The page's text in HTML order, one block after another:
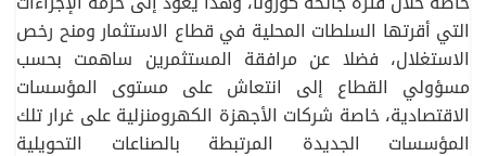
التي أقرتها السلطات المحلية في قطاع الاستثمار ومنح رخص
الاستغلال، فضلا عن مرافقة المستثمرين ساهمت بحسب
مسؤولي القطاع إلى انتعاش على مستوى المؤسسات
الاقتصادية، خاصة شركات الأجهزة الكهرومنزلية على غرار تلك
المؤسسات الجديدة المرتبطة بالصناعات التحويلية